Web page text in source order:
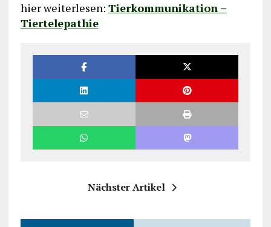
hier weiterlesen: Tierkommunikation –
Tiertelepathie
Nächster Artikel